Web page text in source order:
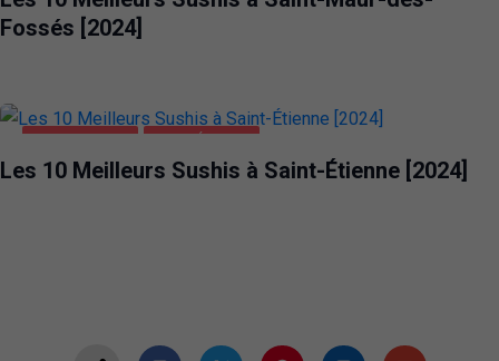
Fossés [2024]
Les 10 Meilleurs Sushis à Saint-Étienne [2024]